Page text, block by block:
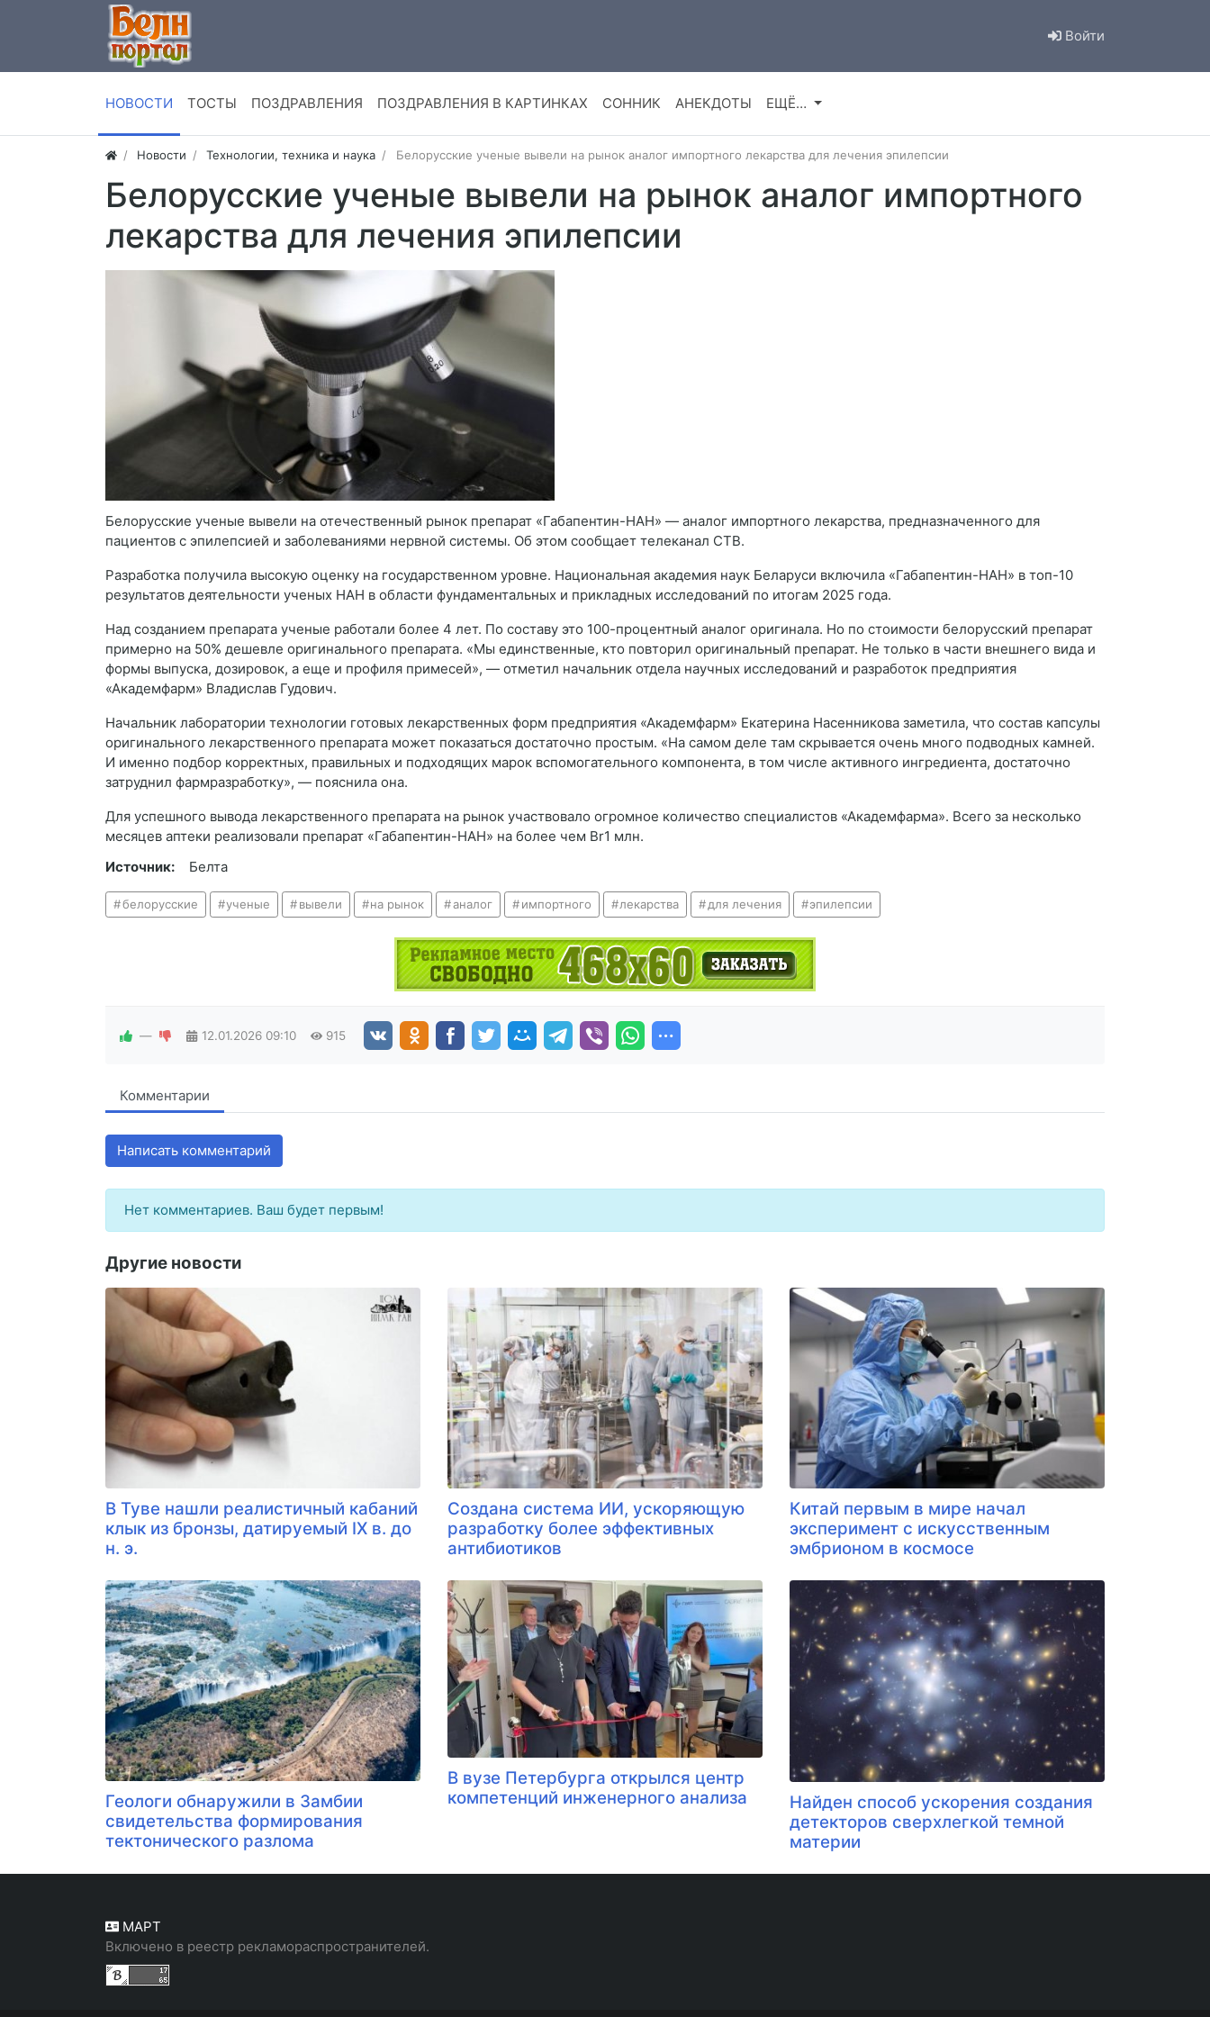
Войти
НОВОСТИ ТОСТЫ ПОЗДРАВЛЕНИЯ ПОЗДРАВЛЕНИЯ В КАРТИНКАХ СОННИК АНЕКДОТЫ ЕЩЁ…
Новости Технологии, техника и наука Белорусские ученые вывели на рынок аналог импортного лекарства для лечения эпилепсии
Белорусские ученые вывели на рынок аналог импортного
лекарства для лечения эпилепсии
Белорусские ученые вывели на отечественный рынок препарат «Габапентин-НАН» — аналог импортного лекарства, предназначенного для
пациентов с эпилепсией и заболеваниями нервной системы. Об этом сообщает телеканал СТВ.
Разработка получила высокую оценку на государственном уровне. Национальная академия наук Беларуси включила «Габапентин-НАН» в топ-10
результатов деятельности ученых НАН в области фундаментальных и прикладных исследований по итогам 2025 года.
Над созданием препарата ученые работали более 4 лет. По составу это 100-процентный аналог оригинала. Но по стоимости белорусский препарат
примерно на 50% дешевле оригинального препарата. «Мы единственные, кто повторил оригинальный препарат. Не только в части внешнего вида и
формы выпуска, дозировок, а еще и профиля примесей», — отметил начальник отдела научных исследований и разработок предприятия
«Академфарм» Владислав Гудович.
Начальник лаборатории технологии готовых лекарственных форм предприятия «Академфарм» Екатерина Насенникова заметила, что состав капсулы
оригинального лекарственного препарата может показаться достаточно простым. «На самом деле там скрывается очень много подводных камней.
И именно подбор корректных, правильных и подходящих марок вспомогательного компонента, в том числе активного ингредиента, достаточно
затруднил фармразработку», — пояснила она.
Для успешного вывода лекарственного препарата на рынок участвовало огромное количество специалистов «Академфарма». Всего за несколько
месяцев аптеки реализовали препарат «Габапентин-НАН» на более чем Br1 млн.
Источник:
Белта
белорусские ученые вывели на рынок аналог импортного лекарства для лечения эпилепсии
— 12.01.2026 09:10 915
Комментарии
Написать комментарий
Нет комментариев. Ваш будет первым!
Другие новости
В Туве нашли реалистичный кабаний
клык из бронзы, датируемый IX в. до
н. э.
Создана система ИИ, ускоряющую
разработку более эффективных
антибиотиков
Китай первым в мире начал
эксперимент с искусственным
эмбрионом в космосе
Геологи обнаружили в Замбии
свидетельства формирования
тектонического разлома
В вузе Петербурга открылся центр
компетенций инженерного анализа
Найден способ ускорения создания
детекторов сверхлегкой темной
материи
МАРТ
Включено в реестр рекламораспространителей.